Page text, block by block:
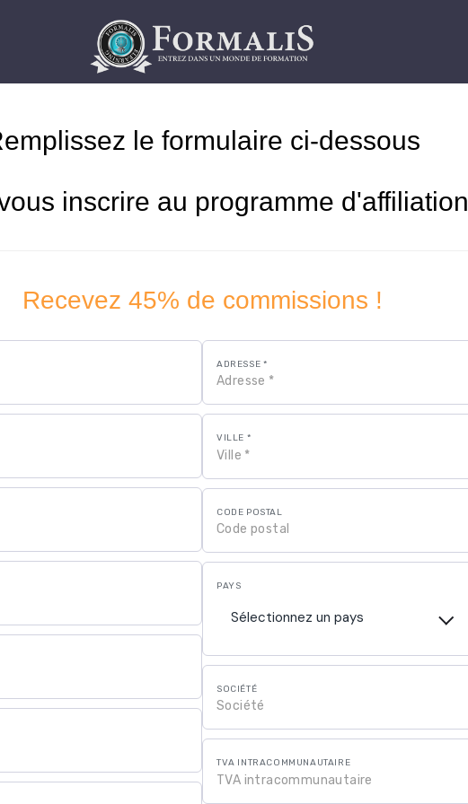
le formulaire ci-dessous
inscrire au programme d'affiliation
Recevez 45% de commissions !
ADRESSE *
VILLE *
CODE POSTAL
PAYS
Sélectionnez un pays
SOCIÉTÉ
TVA INTRACOMMUNAUTAIRE